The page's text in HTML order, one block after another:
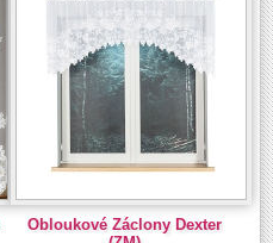
Obloukové Záclony Dexter